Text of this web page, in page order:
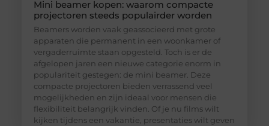
Mini beamer kopen: waarom compacte
projectoren steeds populairder worden
Beamers worden vaak geassocieerd met grote
apparaten die permanent in een woonkamer of
vergaderruimte staan opgesteld. Toch is er de
afgelopen jaren een nieuwe categorie enorm in
populariteit gestegen: de mini beamer. Deze
compacte projectoren bieden verrassend veel
mogelijkheden en zijn ideaal voor mensen die
flexibiliteit belangrijk vinden. Of je nu films wilt
kijken tijdens een vakantie, presentaties wilt geven